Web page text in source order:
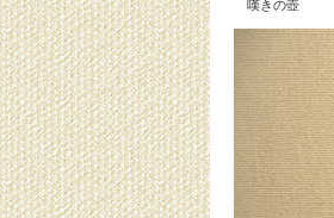
嘆きの壺